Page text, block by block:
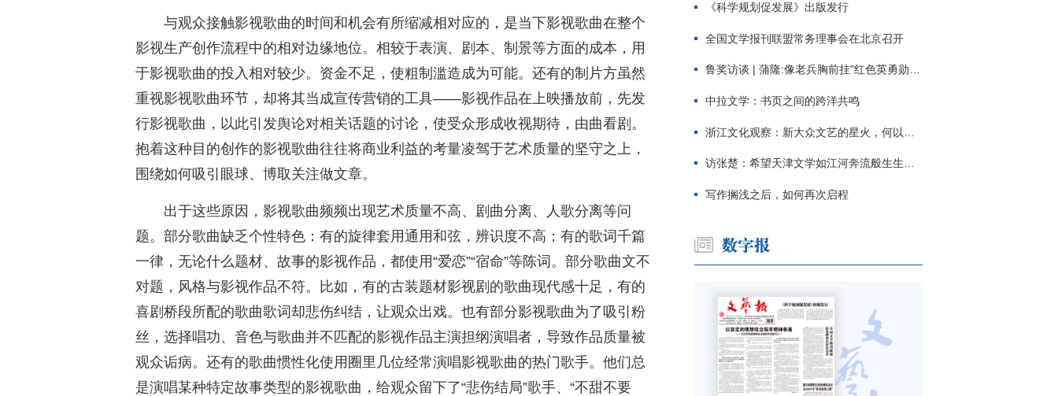
与观众接触影视歌曲的时间和机会有所缩减相对应的，是当下影视歌曲在整个
影视生产创作流程中的相对边缘地位。相较于表演、剧本、制景等方面的成本，用
于影视歌曲的投入相对较少。资金不足，使粗制滥造成为可能。还有的制片方虽然
重视影视歌曲环节，却将其当成宣传营销的工具——影视作品在上映播放前，先发
行影视歌曲，以此引发舆论对相关话题的讨论，使受众形成收视期待，由曲看剧。
抱着这种目的创作的影视歌曲往往将商业利益的考量凌驾于艺术质量的坚守之上，
围绕如何吸引眼球、博取关注做文章。
出于这些原因，影视歌曲频频出现艺术质量不高、剧曲分离、人歌分离等问
题。部分歌曲缺乏个性特色：有的旋律套用通用和弦，辨识度不高；有的歌词千篇
一律，无论什么题材、故事的影视作品，都使用“爱恋”“宿命”等陈词。部分歌曲文不
对题，风格与影视作品不符。比如，有的古装题材影视剧的歌曲现代感十足，有的
喜剧桥段所配的歌曲歌词却悲伤纠结，让观众出戏。也有部分影视歌曲为了吸引粉
丝，选择唱功、音色与歌曲并不匹配的影视作品主演担纲演唱者，导致作品质量被
观众诟病。还有的歌曲惯性化使用圈里几位经常演唱影视歌曲的热门歌手。他们总
是演唱某种特定故事类型的影视歌曲，给观众留下了“悲伤结局”歌手、“不甜不要
《科学规划促发展》出版发行
全国文学报刊联盟常务理事会在北京召开
鲁奖访谈 | 蒲隆:像老兵胸前挂"红色英勇勋章"
中拉文学：书页之间的跨洋共鸣
浙江文化观察：新大众文艺的星火，何以燎原？
访张楚：希望天津文学如江河奔流般生生不息
写作搁浅之后，如何再次启程